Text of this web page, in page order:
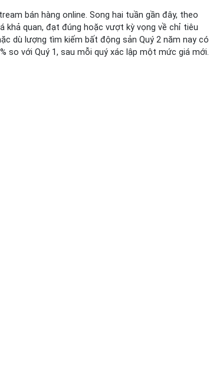
bán hàng online. Song hai tuần gần đây, theo
khả quan, đạt đúng hoặc vượt kỳ vọng về chỉ tiêu
dù lượng tìm kiếm bất động sản Quý 2 năm nay có
so với Quý 1, sau mỗi quý xác lập một mức giá mới.